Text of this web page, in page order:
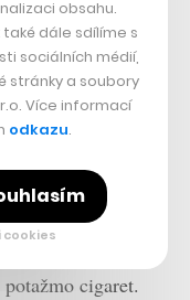
ohnišť, která
hot, že
který v
s kouřem“, nikoliv
používá pro
cigaret.
obsahu.
dále sdílíme s
sociálních médií,
stránky a soubory
Více informací
odkazu.
cookies